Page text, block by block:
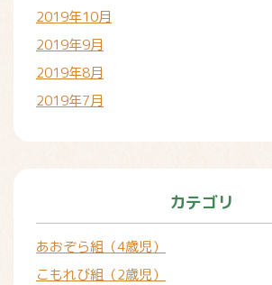
2019年10月
2019年9月
2019年8月
2019年7月
カテゴリ
あおぞら組（4歳児）
こもれび組（2歳児）